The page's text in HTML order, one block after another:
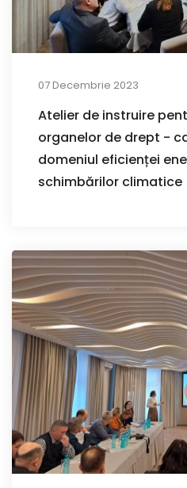
07 Decembrie 2023
Atelier de instruire
organelor de drept -
domeniul eficienței
schimbărilor climatice